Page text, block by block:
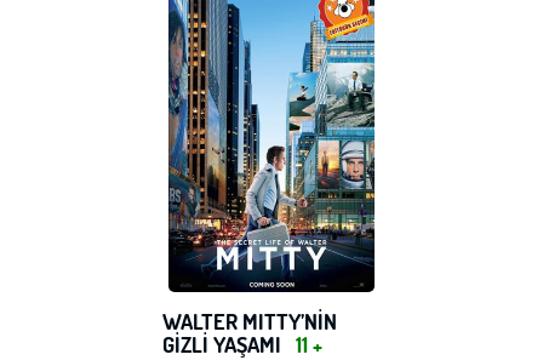
WALTER MITTY’NİN
GİZLİ YAŞAMI 11 +